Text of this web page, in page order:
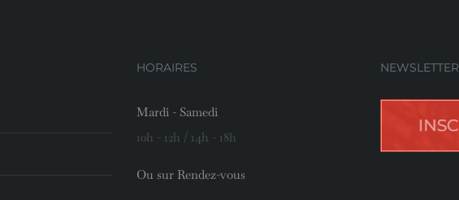
HORAIRES
Mardi - Samedi
10h - 12h / 14h - 18h
Ou sur Rendez-vous
NEWSLETTER